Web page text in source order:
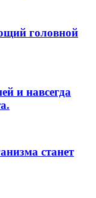
головной
и навсегда
станет